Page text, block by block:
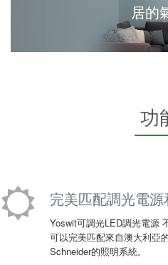
居的
功
完美匹配調光電
Yoswit可調光LED調光電源
可以完美匹配來自澳大利亞
Schneider的照明系統。